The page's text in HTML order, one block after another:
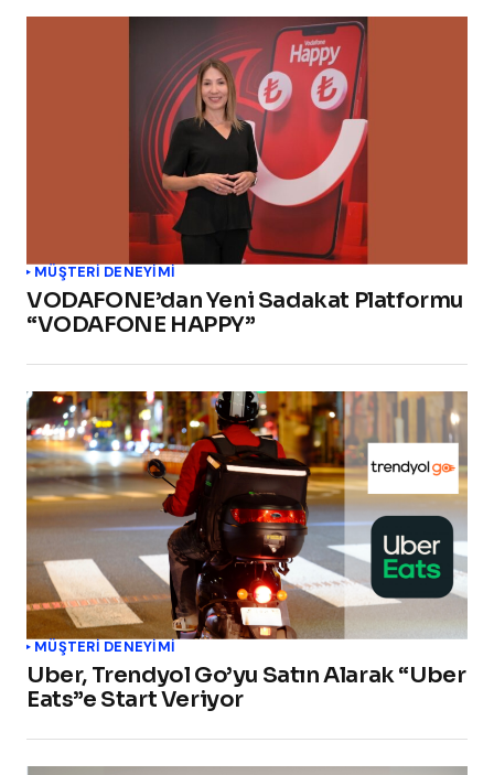
MÜŞTERI DENEYIMI
VODAFONE’dan Yeni Sadakat Platformu
“VODAFONE HAPPY”
MÜŞTERI DENEYIMI
Uber, Trendyol Go’yu Satın Alarak “Uber
Eats”e Start Veriyor